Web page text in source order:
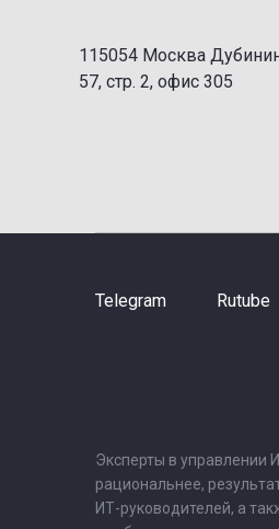
115054 Москва
57, стр. 2, офис 305
Telegram Rutube
Эксперты в управлении
рациональнее,
ИТ-руководителей, а